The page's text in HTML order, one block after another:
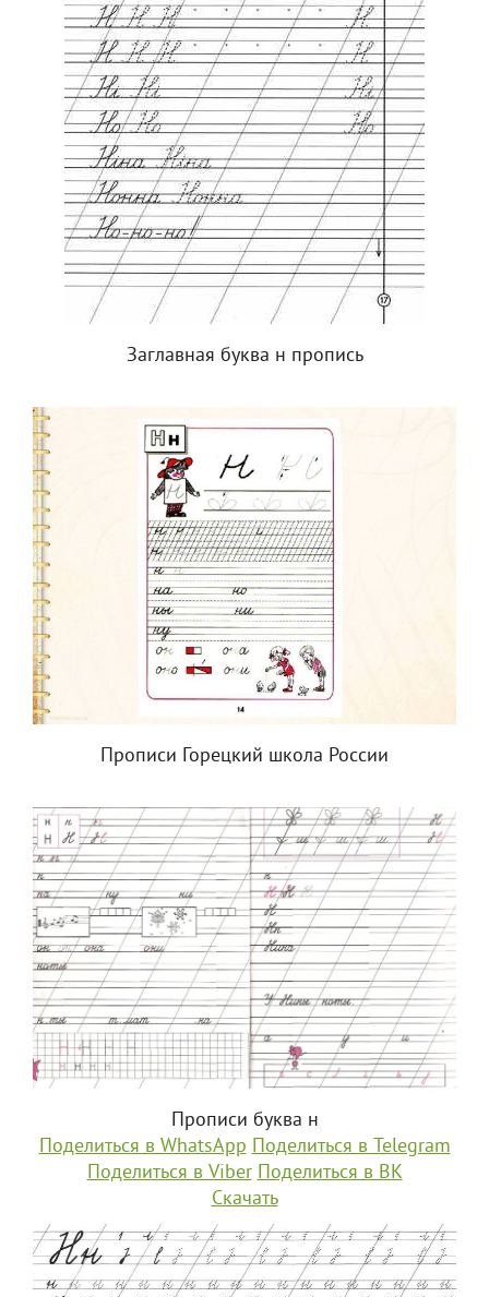
Заглавная буква н пропись
Прописи Горецкий школа России
Прописи буква н
Поделиться в WhatsApp Поделиться в Telegram
Поделиться в Viber Поделиться в ВК
Скачать